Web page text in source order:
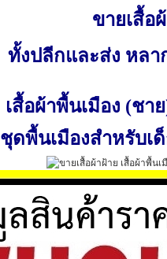
ขายเสื้อ
ทั้งปลีกและส่ง หล
เสื้อผ้าพื้นเมือง (ชา
ชุดพื้นเมืองสำหรับเ